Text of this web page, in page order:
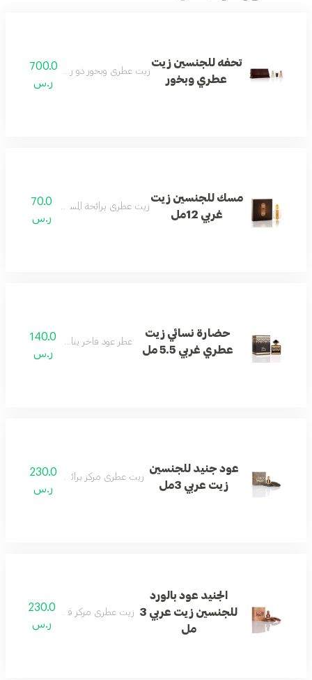
تحفه للجنسين زيت
عطري وبخور
زيت عطري وبخور ذو رائحة غنية وفريدة.
700.0
ر.س
مسك للجنسين زيت
غربي 12مل
زيت عطري برائحة المسك الغربي الدافئة.
70.0
ر.س
حضارة نسائي زيت
عطري غربي 5.5 مل
عطر عود فاخر يناسب الجنسين.
140.0
ر.س
عود جنيد للجنسين
زيت عربي 3مل
زيت عطري مركز برائحة العود الأصيلة.
230.0
ر.س
الجنيد عود بالورد
للجنسين زيت عربي 3
مل
زيت عطري مركز قوي بنفحات العود.
230.0
ر.س